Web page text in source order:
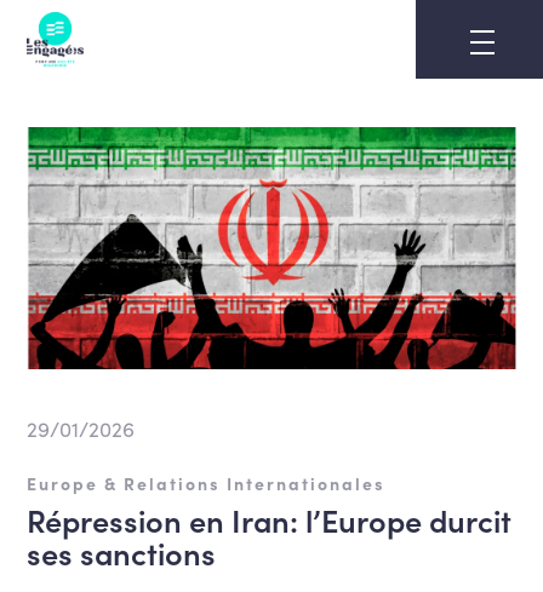
content
29/01/2026
Europe & Relations Internationales
Répression en Iran: l’Europe durcit
ses sanctions